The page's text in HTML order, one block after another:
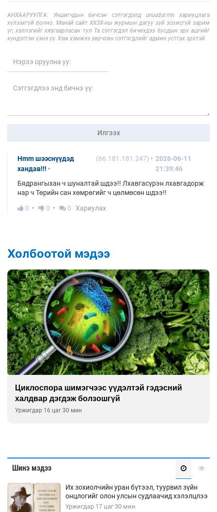
АНХААРУУЛГА: Уншигчдын бичсэн сэтгэгдэлд unuudur.mn хариуцлага
хүлээхгүй болно. Манай сайт ХХЗХ-ны журмын дагуу зүй зохисгүй зарим
үг, хэллэгийг хязгаарласан тул Та сэтгэгдэл бичихдээ бусдын эрх ашгийг
хүндэтгэн үзнэ үү. Хэм хэмжээ зөрчсөн сэтгэгдлийг админ устгах эрхтэй.
Илгээх
Hmm шээснүүдэд
хандав!!!
(66.181.181.247)
2026-06-11
21:39:46
Бядрангыхан ч шуналтай шдээ!! Лхавгасүрэн лхавгадорж
нар ч Төрийн сан хөмрөгийг ч цөлмөсөн шдээ!!
0
0 0 Хариулах
Холбоотой мэдээ
Сэтгэцийн эрүүл мэндэд “санаа тавих” олон
улсын хурал зохион байгуулна
Уржигдар 16 цаг 00 мин
Шинэ мэдээ
Их зохиолчийн уран бүтээл, туурвил зүйн
онцлогийг олон улсын судлаачид хэлэлцлээ
Уржигдар 17 цаг 30 мин